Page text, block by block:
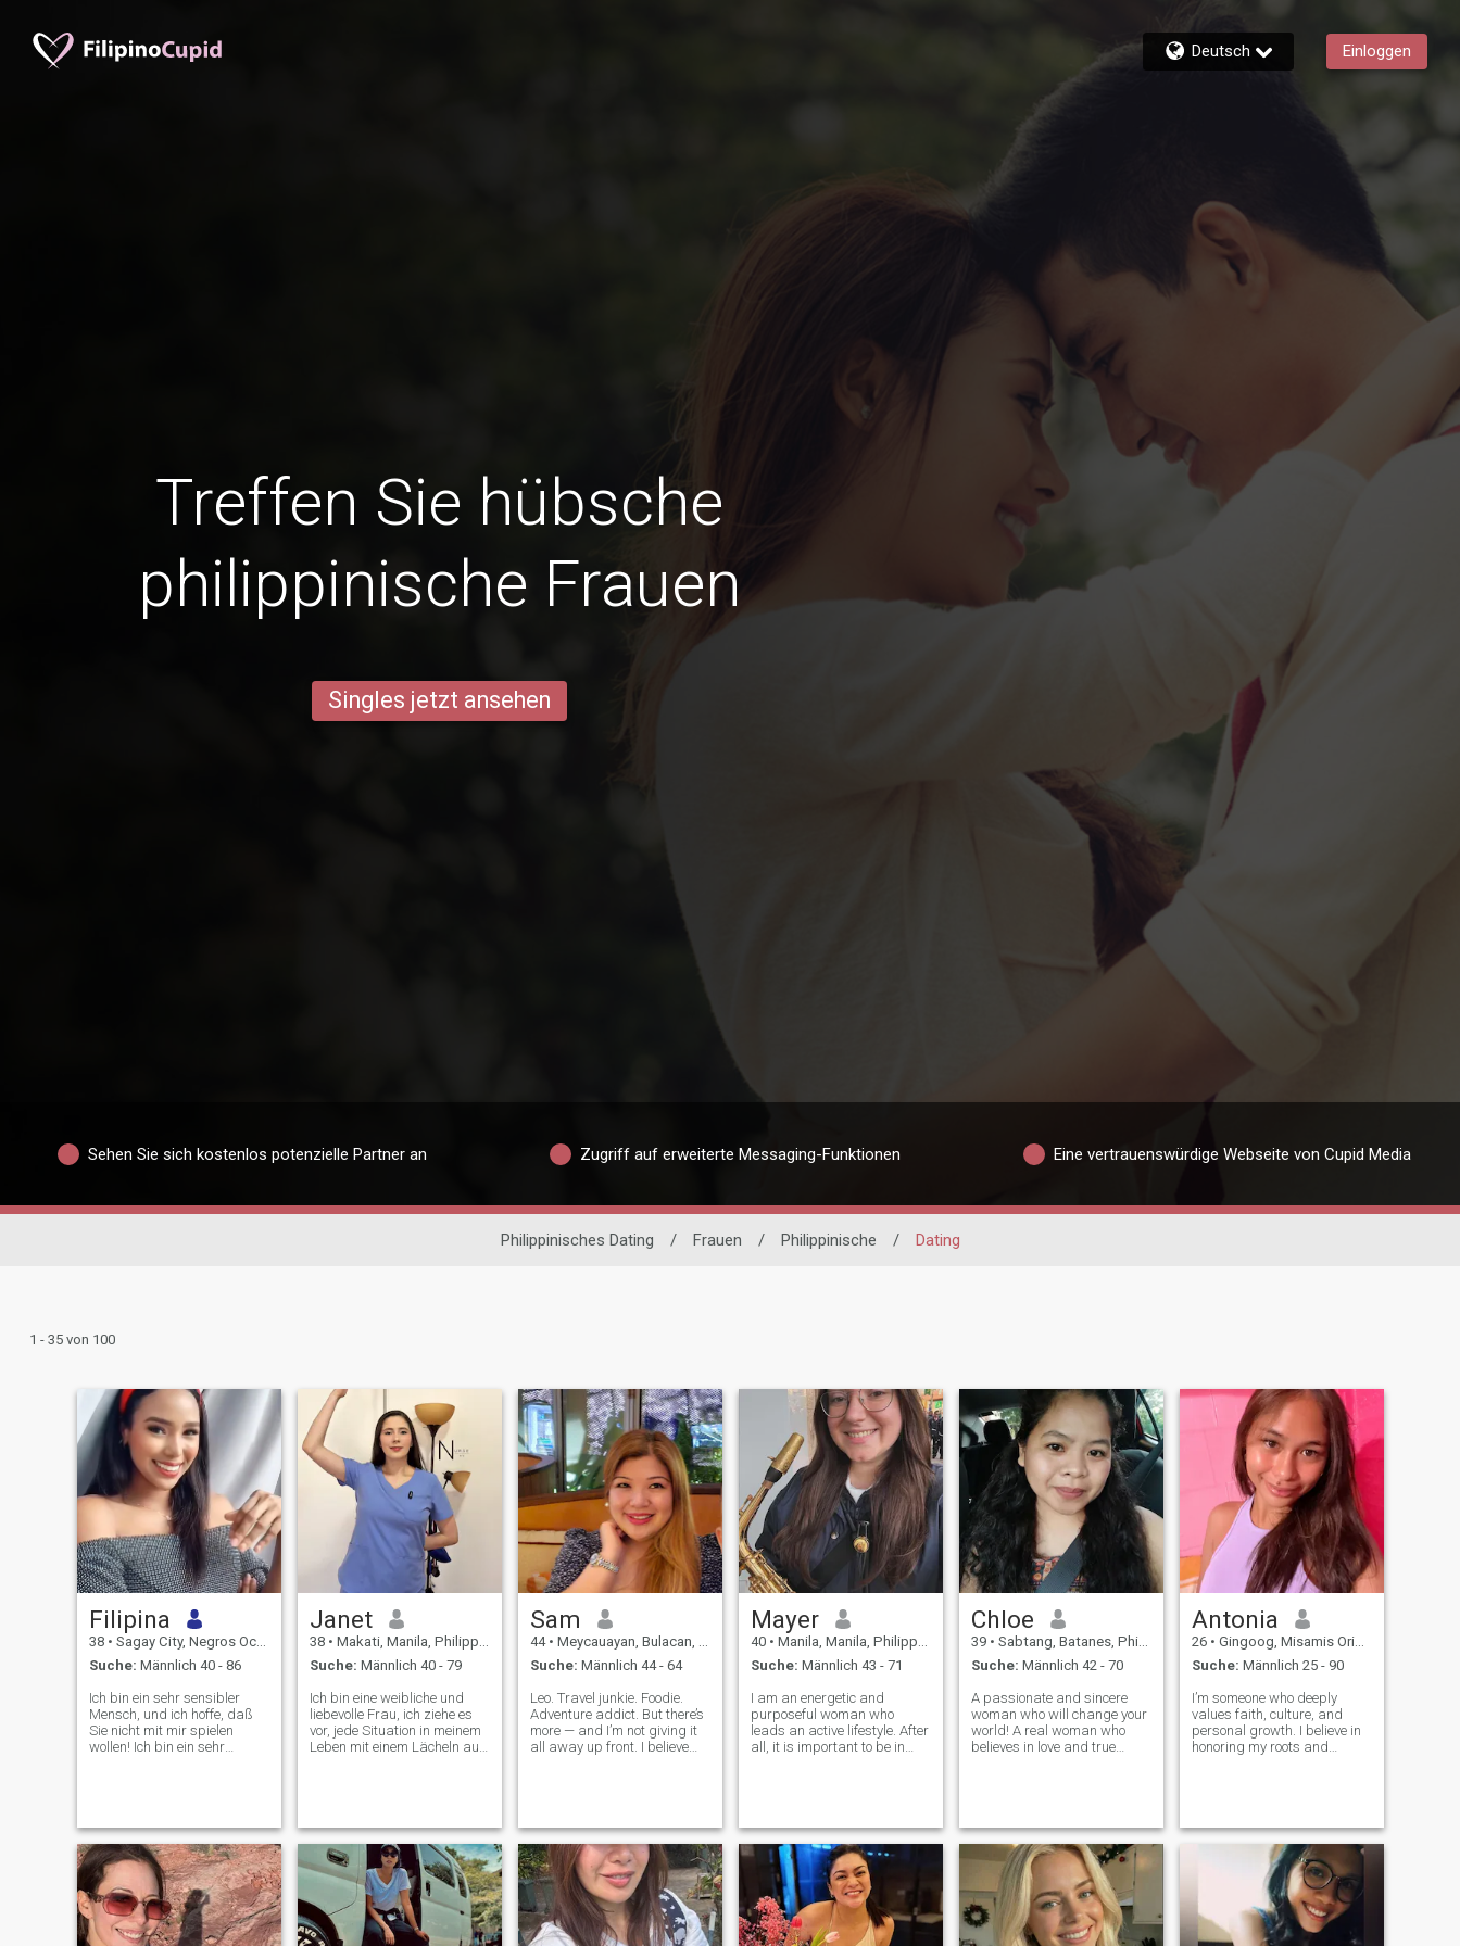
Deutsch Einloggen
Treffen Sie hübsche
philippinische Frauen
Singles jetzt ansehen
Sehen Sie sich kostenlos potenzielle Partner an Zugriff auf erweiterte Messaging-Funktionen Eine vertrauenswürdige Webseite von Cupid Media
Philippinisches Dating / Frauen / Philippinische / Dating
1 - 35 von 100
Filipina
38 • Sagay City, Negros Occidental, Philippinen
Suche: Männlich 40 - 86
Ich bin ein sehr sensibler
Mensch, und ich hoffe, daß
Sie nicht mit mir spielen
wollen! Ich bin ein sehr
am Strand des Flusses,
wenn die Stille... Die
Menschen können den Schrei
der Möwen in der Ferne und
die schöne Melodie der
Wellen hören. Wellen so von
ihr angezogen, sie
betrachtend, wirst du all
Janet
38 • Makati, Manila, Philippinen
Suche: Männlich 40 - 79
Ich bin eine weibliche und
liebevolle Frau, ich ziehe es
vor, jede Situation in meinem
Leben mit einem Lächeln auf
Sicherheit sagen, dass ich
von Natur aus ein Optimist
bin. Ich werde immer Freude
in mein Familienleben
bringen und meinen Mann
unterstützen, wenn er mich
braucht. Ich will einen Mann
kennenlernen, den ich lieben
Sam
44 • Meycauayan, Bulacan, Philippinen
Suche: Männlich 44 - 64
Leo. Travel junkie. Foodie.
Adventure addict. But there’s
more — and I’m not giving it
all away up front. I believe
life’s too short for b
Mayer
40 • Manila, Manila, Philippinen
Suche: Männlich 43 - 71
I am an energetic and
purposeful woman who
leads an active lifestyle. After
all, it is important to be in
also gives me an emotio
Chloe
39 • Sabtang, Batanes, Philippinen
Suche: Männlich 42 - 70
A passionate and sincere
woman who will change your
world! A real woman who
believes in love and true
on this site because I
strongly be
Antonia
26 • Gingoog, Misamis Oriental, Philippinen
Suche: Männlich 25 - 90
I’m someone who deeply
values faith, culture, and
personal growth. I believe in
honoring my roots and
with intention, preserving my
hear